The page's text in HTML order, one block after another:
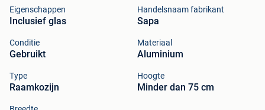
Eigenschappen
Inclusief glas
Handelsnaam fabrikant
Sapa
Conditie
Gebruikt
Materiaal
Aluminium
Type
Raamkozijn
Hoogte
Minder dan 75 cm